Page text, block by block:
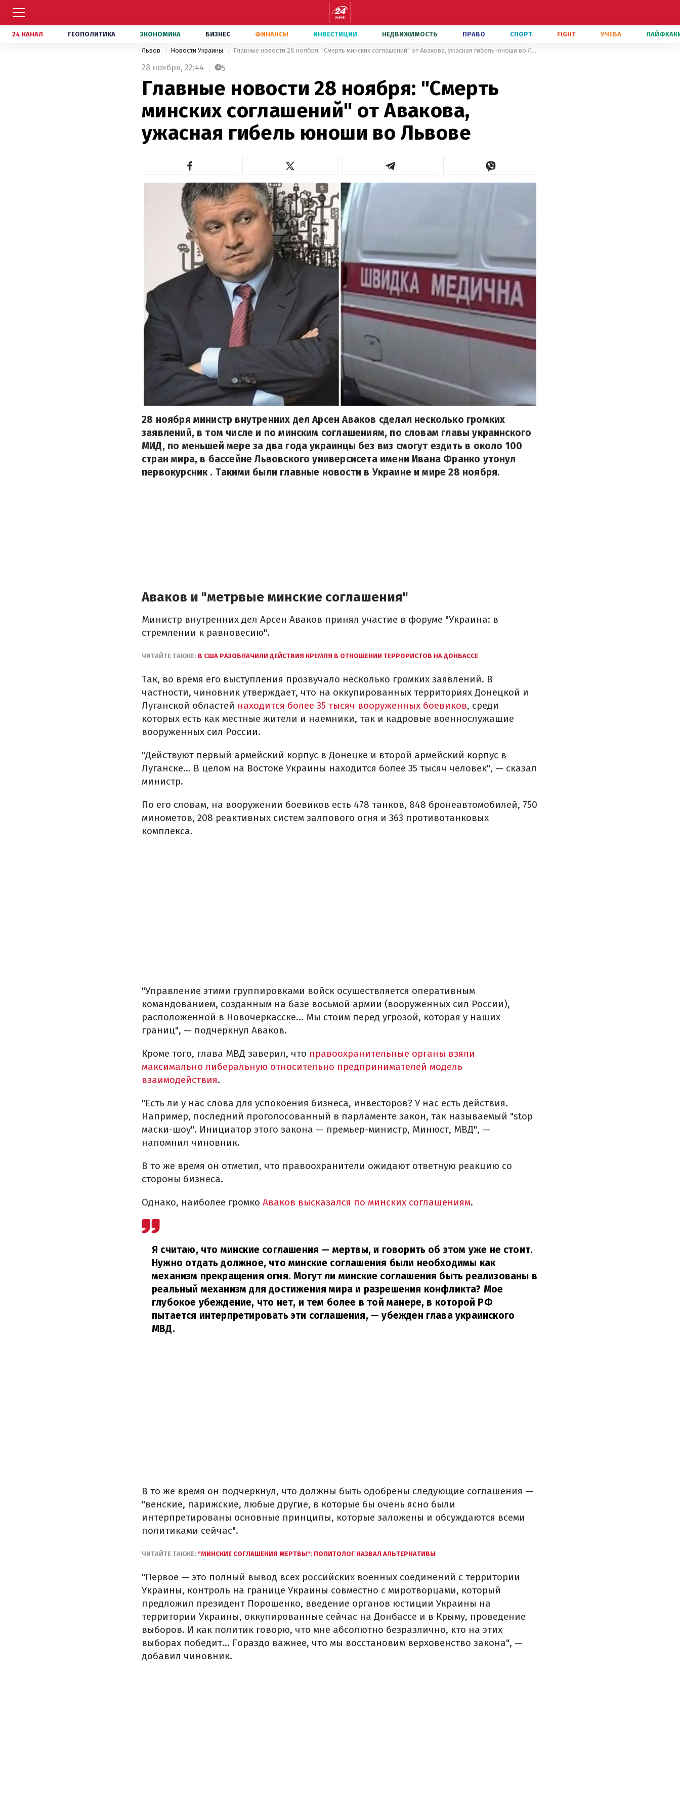
24 КАНАЛ ГЕОПОЛИТИКА ЭКОНОМИКА БИЗНЕС ФИНАНСЫ ИНВЕСТИЦИИ НЕДВИЖИМОСТЬ ПРАВО СПОРТ FIGHT УЧЕБА
Львов Новости Украины Главные новости 28 ноября: "Смерть минских соглашений" от Авакова, ужасная гибель юноши во Львове
28 ноября, 22:44 5
Главные новости 28 ноября: "Смерть
минских соглашений" от Авакова,
ужасная гибель юноши во Львове
28 ноября министр внутренних дел Арсен Аваков сделал несколько громких
заявлений, в том числе и по минским соглашениям, по словам главы украинского
МИД, по меньшей мере за два года украинцы без виз смогут ездить в около 100
стран мира, в бассейне Львовского универсисета имени Ивана Франко утонул
первокурсник . Такими были главные новости в Украине и мире 28 ноября.
Аваков и "метрвые минские соглашения"
Министр внутренних дел Арсен Аваков принял участие в форуме "Украина: в
стремлении к равновесию".
ЧИТАЙТЕ ТАКЖЕ: В США РАЗОБЛАЧИЛИ ДЕЙСТВИЯ КРЕМЛЯ В ОТНОШЕНИИ ТЕРРОРИСТОВ НА ДОНБАССЕ
Так, во время его выступления прозвучало несколько громких заявлений. В
частности, чиновник утверждает, что на оккупированных территориях Донецкой и
Луганской областей находится более 35 тысяч вооруженных боевиков, среди
которых есть как местные жители и наемники, так и кадровые военнослужащие
вооруженных сил России.
"Действуют первый армейский корпус в Донецке и второй армейский корпус в
Луганске... В целом на Востоке Украины находится более 35 тысяч человек", — сказал
министр.
По его словам, на вооружении боевиков есть 478 танков, 848 бронеавтомобилей, 750
минометов, 208 реактивных систем залпового огня и 363 противотанковых
комплекса.
"Управление этими группировками войск осуществляется оперативным
командованием, созданным на базе восьмой армии (вооруженных сил России),
расположенной в Новочеркасске... Мы стоим перед угрозой, которая у наших
границ", — подчеркнул Аваков.
Кроме того, глава МВД заверил, что правоохранительные органы взяли
максимально либеральную относительно предпринимателей модель
взаимодействия.
"Есть ли у нас слова для успокоения бизнеса, инвесторов? У нас есть действия.
Например, последний проголосованный в парламенте закон, так называемый "stop
маски-шоу". Инициатор этого закона — премьер-министр, Минюст, МВД", —
напомнил чиновник.
В то же время он отметил, что правоохранители ожидают ответную реакцию со
стороны бизнеса.
Однако, наиболее громко Аваков высказался по минских соглашениям.
Я считаю, что минские соглашения — мертвы, и говорить об этом уже не стоит.
Нужно отдать должное, что минские соглашения были необходимы как
механизм прекращения огня. Могут ли минские соглашения быть реализованы в
реальный механизм для достижения мира и разрешения конфликта? Мое
глубокое убеждение, что нет, и тем более в той манере, в которой РФ
пытается интерпретировать эти соглашения, — убежден глава украинского
МВД.
В то же время он подчеркнул, что должны быть одобрены следующие соглашения —
"венские, парижские, любые другие, в которые бы очень ясно были
интерпретированы основные принципы, которые заложены и обсуждаются всеми
политиками сейчас".
ЧИТАЙТЕ ТАКЖЕ: "МИНСКИЕ СОГЛАШЕНИЯ МЕРТВЫ": ПОЛИТОЛОГ НАЗВАЛ АЛЬТЕРНАТИВЫ
"Первое — это полный вывод всех российских военных соединений с территории
Украины, контроль на границе Украины совместно с миротворцами, который
предложил президент Порошенко, введение органов юстиции Украины на
территории Украины, оккупированные сейчас на Донбассе и в Крыму, проведение
выборов. И как политик говорю, что мне абсолютно безразлично, кто на этих
выборах победит... Гораздо важнее, что мы восстановим верховенство закона", —
добавил чиновник.